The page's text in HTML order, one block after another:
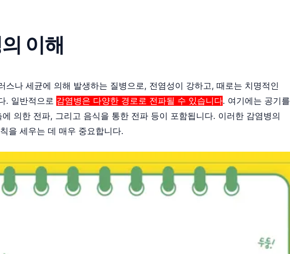
이해
스나 세균에 의해 발생하는 질병으로, 전염성이 강하고, 때로는 치명적인
. 일반적으로 감염병은 다양한 경로로 전파될 수 있습니다. 여기에는 공기를
의한 전파, 그리고 음식을 통한 전파 등이 포함됩니다. 이러한 감염병의
을 세우는 데 매우 중요합니다.